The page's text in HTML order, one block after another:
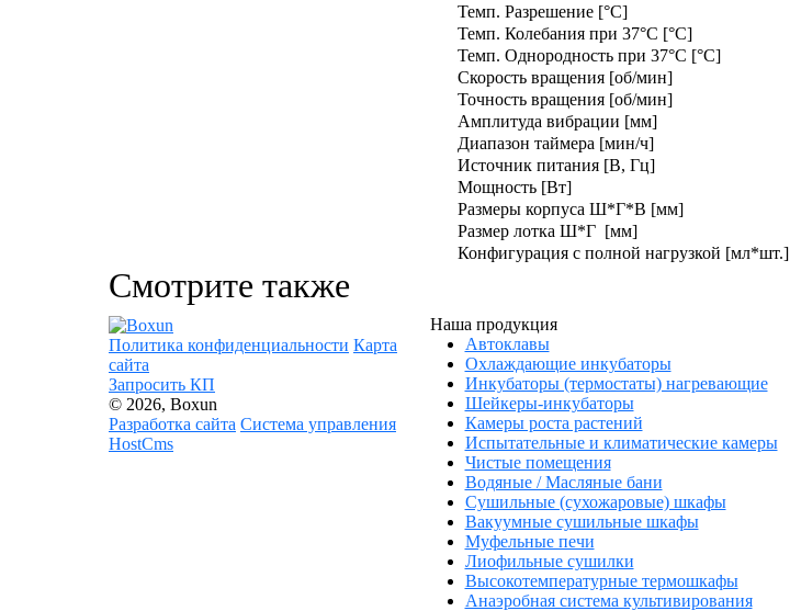
Темп. Разрешение [°С]
Темп. Колебания при 37°C [°C]
Темп. Однородность при 37°C [°C]
Скорость вращения [об/мин]
Точность вращения [об/мин]
Амплитуда вибрации [мм]
Диапазон таймера [мин/ч]
Источник питания [В, Гц]
Мощность [Вт]
Размеры корпуса Ш*Г*В [мм]
Размер лотка Ш*Г [мм]
Конфигурация с полной нагрузкой [мл*шт.]
Смотрите также
Политика конфиденциальности Карта
сайта
Запросить КП
© 2026, Boxun
Разработка сайта Система управления
HostCms
Наша продукция
Автоклавы
Охлаждающие инкубаторы
Инкубаторы (термостаты) нагревающие
Шейкеры-инкубаторы
Камеры роста растений
Испытательные и климатические камеры
Чистые помещения
Водяные / Масляные бани
Сушильные (сухожаровые) шкафы
Вакуумные сушильные шкафы
Муфельные печи
Лиофильные сушилки
Высокотемпературные термошкафы
Анаэробная система культивирования